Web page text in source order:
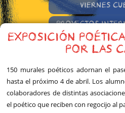
VIERNES
PROYECTOS
OTRAS
EXPOSICIÓN
POR LAS
150 murales poéticos adornan el
hasta el próximo 4 de abril. Los
colaboradores de distintas
el poético que reciben con regocijo al